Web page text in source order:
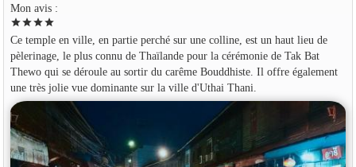
Mon avis :
starstarstarstar
Ce temple en ville, en partie perché sur une colline, est un haut lieu de
pèlerinage, le plus connu de Thaïlande pour la cérémonie de Tak Bat
Thewo qui se déroule au sortir du carême Bouddhiste. Il offre également
une très jolie vue dominante sur la ville d'Uthai Thani.